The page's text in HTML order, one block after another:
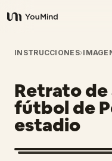
YouMind
Resumen
Casos de uso
Habilidades
INSTRUCCIONES›
Retrato
fútbol de
estadio